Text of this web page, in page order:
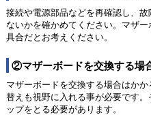
接続や電源部品などを再確認し、
ないかを確かめてください。マザ
具合だとお考えください。
②マザーボードを交換する場
マザーボードを交換する場合はか
替えも視野に入れる事が必要です
ップをとる必要があります。